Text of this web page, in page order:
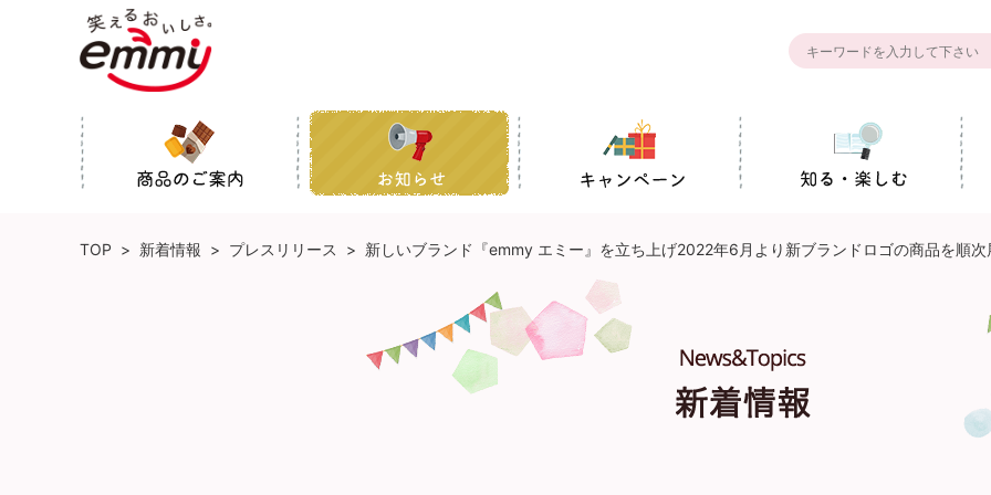
TOP > 新着情報 > プレスリリース > 新しいブランド『emmy エミー』を立ち上げ2022年6月より新ブランドロゴの商品を順次